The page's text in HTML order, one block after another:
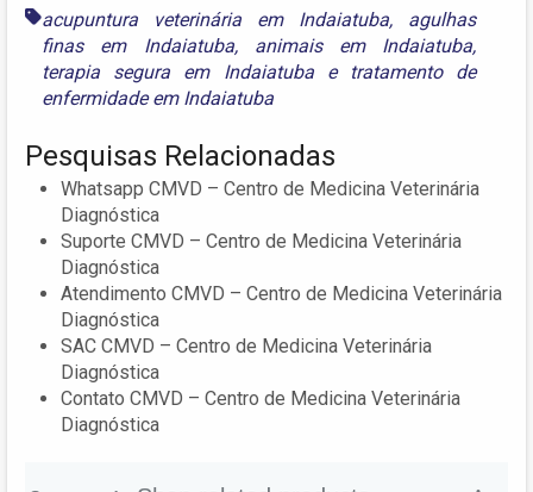
acupuntura veterinária em Indaiatuba, agulhas
finas em Indaiatuba, animais em Indaiatuba,
terapia segura em Indaiatubae tratamento de
enfermidade em Indaiatuba
Pesquisas Relacionadas
Whatsapp CMVD – Centro de Medicina Veterinária
Diagnóstica
Suporte CMVD – Centro de Medicina Veterinária
Diagnóstica
Atendimento CMVD – Centro de Medicina Veterinária
Diagnóstica
SAC CMVD – Centro de Medicina Veterinária
Diagnóstica
Contato CMVD – Centro de Medicina Veterinária
Diagnóstica